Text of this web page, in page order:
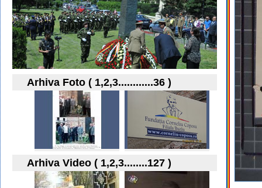
Arhiva Foto ( 1,2,3............36 )
Arhiva Video ( 1,2,3........127 )